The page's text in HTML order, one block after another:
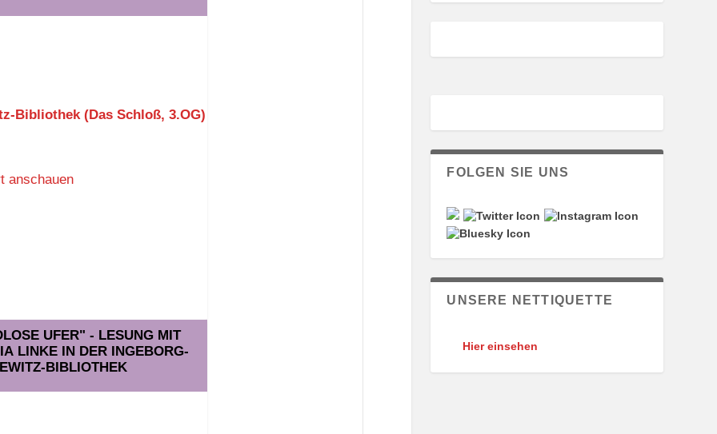
Bibliothek (Das Schloß, 3.OG)
anschauen
UFER" - LESUNG MIT
LINKE IN DER INGEBORG-
BIBLIOTHEK
FOLGEN SIE UNS
UNSERE NETTIQUETTE
Hier einsehen